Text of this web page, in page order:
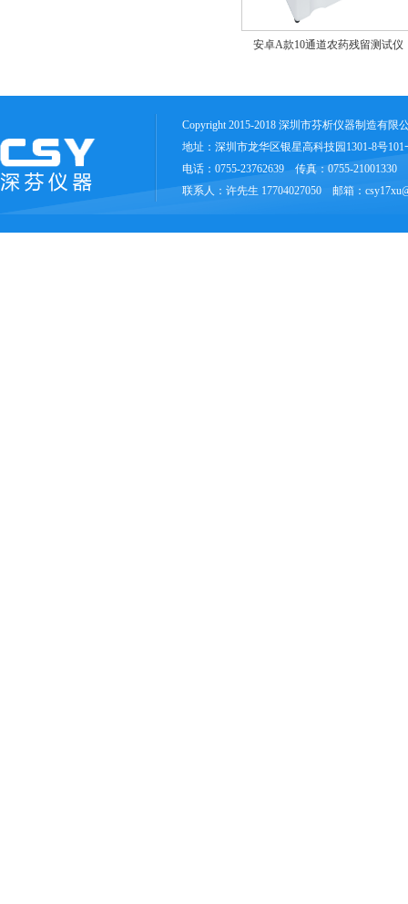
安卓A款10通道农药残留测试仪
Copyright 2015-2018 深圳市芬析仪器制造有
地址：深圳市龙华区银星高科技园1301-8号101
电话：0755-23762639 传真：0755-21001330
联系人：许先生 17704027050 邮箱：